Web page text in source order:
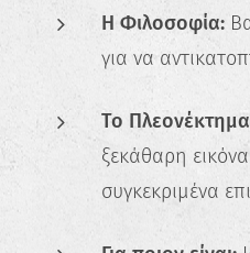
Η Φιλοσοφία:
για να
Το
ξεκάθαρη
συγκεκριμένα